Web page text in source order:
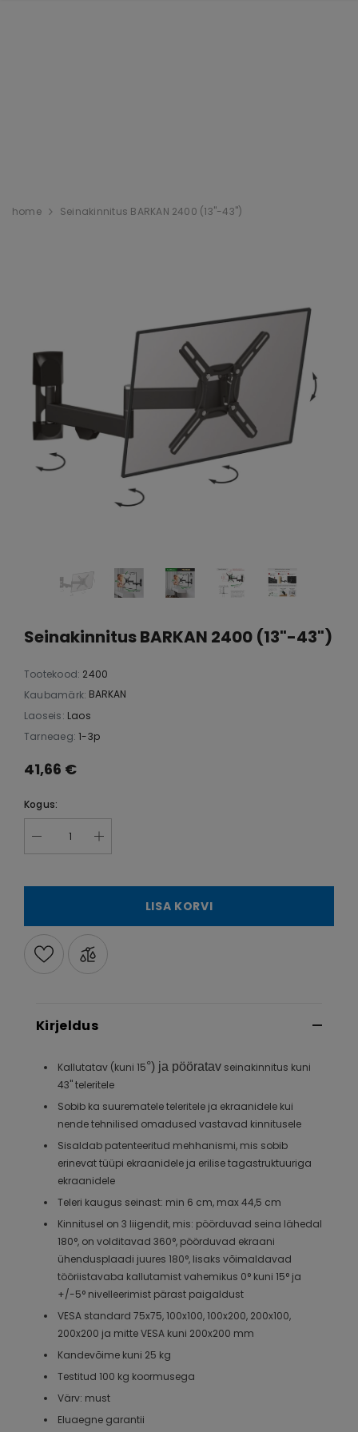
home Seinakinnitus BARKAN 2400 (13"-43")
Seinakinnitus BARKAN 2400 (13"-43")
Tootekood: 2400
Kaubamärk: BARKAN
Laoseis: Laos
Tarneaeg: 1-3p
41,66 €
Kogus:
LISA KORVI
Kirjeldus
Kallutatav (kuni 15°) ja pööratav seinakinnitus kuni
43" teleritele
Sobib ka suurematele teleritele ja ekraanidele kui
nende tehnilised omadused vastavad kinnitusele
Sisaldab patenteeritud mehhanismi, mis sobib
erinevat tüüpi ekraanidele ja erilise tagastruktuuriga
ekraanidele
Teleri kaugus seinast: min 6 cm, max 44,5 cm
Kinnitusel on 3 liigendit, mis: pöörduvad seina lähedal
180°, on volditavad 360°, pöörduvad ekraani
ühendusplaadi juures 180°, lisaks võimaldavad
tööriistavaba kallutamist vahemikus 0° kuni 15° ja
+/-5° nivelleerimist pärast paigaldust
VESA standard 75x75, 100x100, 100x200, 200x100,
200x200 ja mitte VESA kuni 200x200 mm
Kandevõime kuni 25 kg
Testitud 100 kg koormusega
Värv: must
Eluaegne garantii